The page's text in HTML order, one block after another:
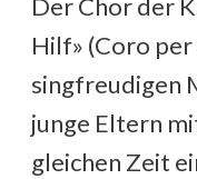
Der Chor der
Hilf» (Coro
singfreudigen
junge Eltern
gleichen Zeit